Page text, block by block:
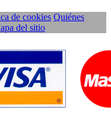
de cookies Quiénes
del sitio